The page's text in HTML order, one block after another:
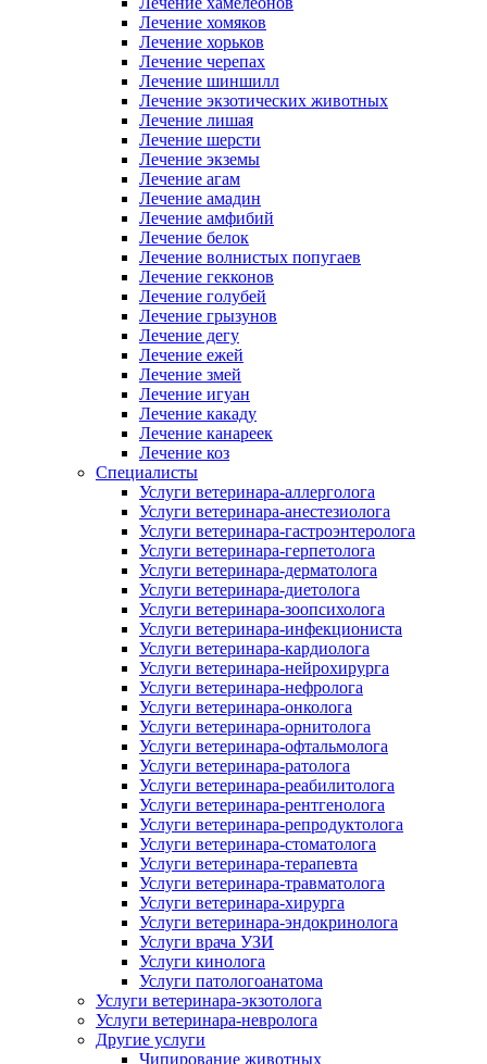
Лечение хомяков
Лечение хорьков
Лечение черепах
Лечение шиншилл
Лечение экзотических животных
Лечение лишая
Лечение шерсти
Лечение экземы
Лечение агам
Лечение амадин
Лечение амфибий
Лечение белок
Лечение волнистых попугаев
Лечение гекконов
Лечение голубей
Лечение грызунов
Лечение дегу
Лечение ежей
Лечение змей
Лечение игуан
Лечение какаду
Лечение канареек
Лечение коз
Специалисты
Услуги ветеринара-аллерголога
Услуги ветеринара-анестезиолога
Услуги ветеринара-гастроэнтеролога
Услуги ветеринара-герпетолога
Услуги ветеринара-дерматолога
Услуги ветеринара-диетолога
Услуги ветеринара-зоопсихолога
Услуги ветеринара-инфекциониста
Услуги ветеринара-кардиолога
Услуги ветеринара-нейрохирурга
Услуги ветеринара-нефролога
Услуги ветеринара-онколога
Услуги ветеринара-орнитолога
Услуги ветеринара-офтальмолога
Услуги ветеринара-ратолога
Услуги ветеринара-реабилитолога
Услуги ветеринара-рентгенолога
Услуги ветеринара-репродуктолога
Услуги ветеринара-стоматолога
Услуги ветеринара-терапевта
Услуги ветеринара-травматолога
Услуги ветеринара-хирурга
Услуги ветеринара-эндокринолога
Услуги врача УЗИ
Услуги кинолога
Услуги патологоанатома
Услуги ветеринара-экзотолога
Услуги ветеринара-невролога
Другие услуги
Чипирование животных